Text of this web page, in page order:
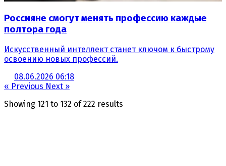
Россияне смогут менять профессию каждые
полтора года
Искусственный интеллект станет ключом к быстрому
освоению новых профессий.
08.06.2026 06:18
« Previous Next »
Showing 121 to 132 of222 results